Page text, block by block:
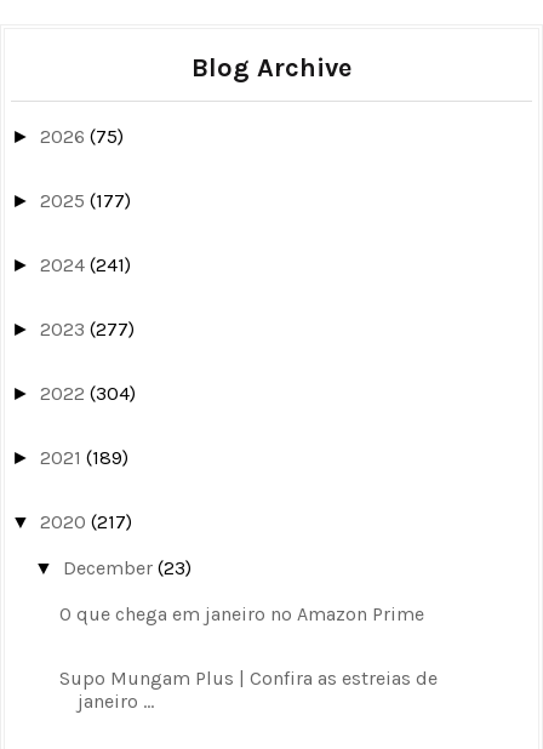
Blog Archive
► 2026 (75)
► 2025 (177)
► 2024 (241)
► 2023 (277)
► 2022 (304)
► 2021 (189)
▼ 2020 (217)
▼ December(23)
O que chega em janeiro no Amazon Prime
Supo Mungam Plus | Confira as estreias de
janeiro ...